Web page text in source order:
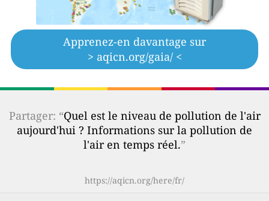
Apprenez-en davantage sur
> aqicn.org/gaia/ <
Partager: “Quel est le niveau de pollution de l'air
aujourd'hui ? Informations sur la pollution de
l'air en temps réel.”
https://aqicn.org/here/fr/